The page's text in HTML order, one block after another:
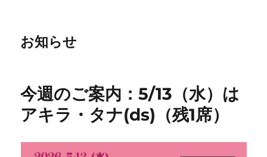
お知らせ
今週のご案内：5/13（水）は
アキラ・タナ(ds)（残1席）